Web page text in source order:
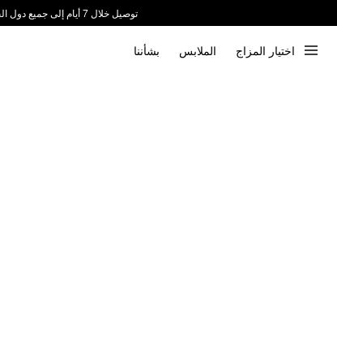
توصيل خلال 7 أيام إلى جميع دول الخليج
اختيار المزاج الملابس بشأننا